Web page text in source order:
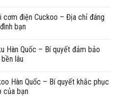
cơm điện Cuckoo – Địa chỉ đáng
bạn
Hàn Quốc – Bí quyết đảm bảo
lâu
Hàn Quốc – Bí quyết khắc phục
của bạn